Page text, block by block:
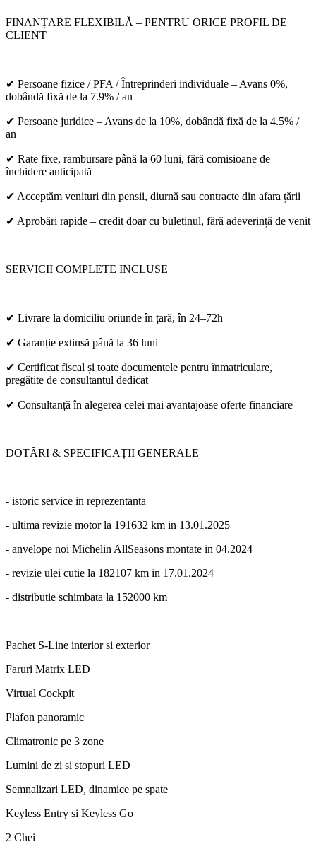
FINANȚARE FLEXIBILĂ – PENTRU ORICE PROFIL DE
CLIENT
✔ Persoane fizice / PFA / Întreprinderi individuale – Avans 0%,
dobândă fixă de la 7.9% / an
✔ Persoane juridice – Avans de la 10%, dobândă fixă de la 4.5% /
an
✔ Rate fixe, rambursare până la 60 luni, fără comisioane de
închidere anticipată
✔ Acceptăm venituri din pensii, diurnă sau contracte din afara țării
✔ Aprobări rapide – credit doar cu buletinul, fără adeverință de venit
SERVICII COMPLETE INCLUSE
✔ Livrare la domiciliu oriunde în țară, în 24–72h
✔ Garanție extinsă până la 36 luni
✔ Certificat fiscal și toate documentele pentru înmatriculare,
pregătite de consultantul dedicat
✔ Consultanță în alegerea celei mai avantajoase oferte financiare
DOTĂRI & SPECIFICAȚII GENERALE
- istoric service in reprezentanta
- ultima revizie motor la 191632 km in 13.01.2025
- anvelope noi Michelin AllSeasons montate in 04.2024
- revizie ulei cutie la 182107 km in 17.01.2024
- distributie schimbata la 152000 km
Pachet S-Line interior si exterior
Faruri Matrix LED
Virtual Cockpit
Plafon panoramic
Climatronic pe 3 zone
Lumini de zi si stopuri LED
Semnalizari LED, dinamice pe spate
Keyless Entry si Keyless Go
2 Chei